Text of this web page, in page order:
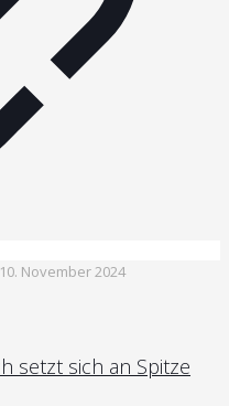
10. November 2024
setzt sich an Spitze